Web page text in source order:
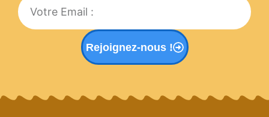
Rejoignez-nous !